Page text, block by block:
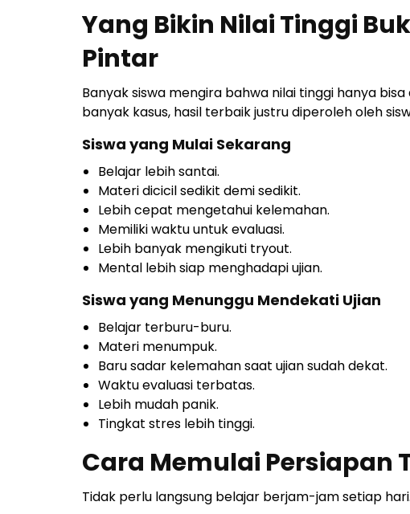
Yang Bikin Nilai Tinggi
Pintar
Banyak siswa mengira bahwa nilai tinggi hanya
banyak kasus, hasil terbaik justru diperoleh oleh
Siswa yang Mulai Sekarang
Belajar lebih santai.
Materi dicicil sedikit demi sedikit.
Lebih cepat mengetahui kelemahan.
Memiliki waktu untuk evaluasi.
Lebih banyak mengikuti tryout.
Mental lebih siap menghadapi ujian.
Siswa yang Menunggu Mendekati Ujian
Belajar terburu-buru.
Materi menumpuk.
Baru sadar kelemahan saat ujian sudah dekat.
Waktu evaluasi terbatas.
Lebih mudah panik.
Tingkat stres lebih tinggi.
Cara Memulai Persiapan
Tidak perlu langsung belajar berjam-jam setiap